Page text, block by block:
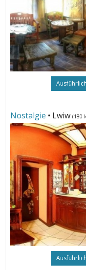
Nostalgie • Lwiw (180